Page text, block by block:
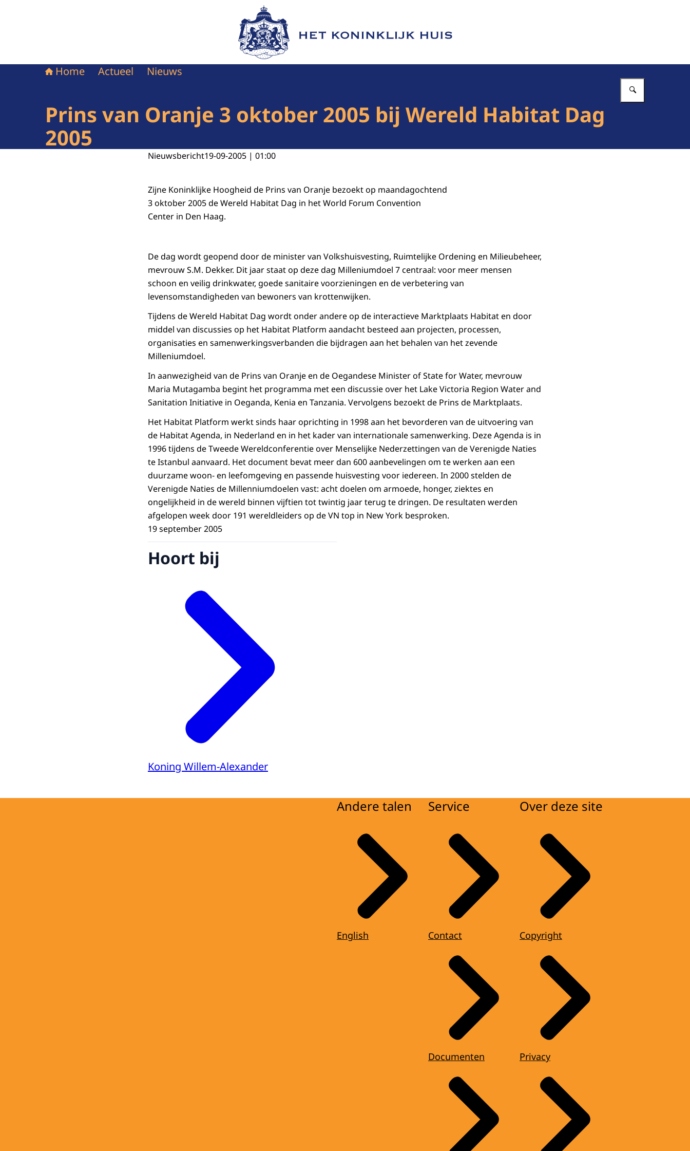
Naar de homepage van Het Koninklijk Huis
Home Actueel Nieuws
Prins van Oranje 3 oktober 2005 bij Wereld Habitat Dag
2005
Nieuwsbericht19-09-2005 | 01:00
Zijne Koninklijke Hoogheid de Prins van Oranje bezoekt op maandagochtend
3 oktober 2005 de Wereld Habitat Dag in het World Forum Convention
Center in Den Haag.
De dag wordt geopend door de minister van Volkshuisvesting, Ruimtelijke Ordening en Milieubeheer,
mevrouw S.M. Dekker. Dit jaar staat op deze dag Milleniumdoel 7 centraal: voor meer mensen
schoon en veilig drinkwater, goede sanitaire voorzieningen en de verbetering van
levensomstandigheden van bewoners van krottenwijken.
Tijdens de Wereld Habitat Dag wordt onder andere op de interactieve Marktplaats Habitat en door
middel van discussies op het Habitat Platform aandacht besteed aan projecten, processen,
organisaties en samenwerkingsverbanden die bijdragen aan het behalen van het zevende
Milleniumdoel.
In aanwezigheid van de Prins van Oranje en de Oegandese Minister of State for Water, mevrouw
Maria Mutagamba begint het programma met een discussie over het Lake Victoria Region Water and
Sanitation Initiative in Oeganda, Kenia en Tanzania. Vervolgens bezoekt de Prins de Marktplaats.
Het Habitat Platform werkt sinds haar oprichting in 1998 aan het bevorderen van de uitvoering van
de Habitat Agenda, in Nederland en in het kader van internationale samenwerking. Deze Agenda is in
1996 tijdens de Tweede Wereldconferentie over Menselijke Nederzettingen van de Verenigde Naties
te Istanbul aanvaard. Het document bevat meer dan 600 aanbevelingen om te werken aan een
duurzame woon- en leefomgeving en passende huisvesting voor iedereen. In 2000 stelden de
Verenigde Naties de Millenniumdoelen vast: acht doelen om armoede, honger, ziektes en
ongelijkheid in de wereld binnen vijftien tot twintig jaar terug te dringen. De resultaten werden
afgelopen week door 191 wereldleiders op de VN top in New York besproken.
19 september 2005
Hoort bij
Koning Willem-Alexander
Andere talen
English
Service
Contact
Documenten
Over deze site
Copyright
Privacy